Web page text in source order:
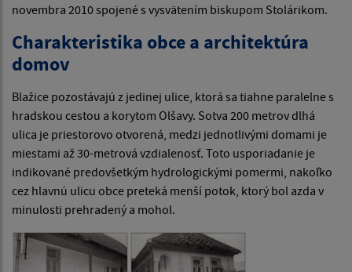
novembra 2010 spojené s vysvätením biskupom Stolárikom.
Charakteristika obce a architektúra
domov
Blažice pozostávajú z jedinej ulice, ktorá sa tiahne paralelne s
hradskou cestou a korytom Olšavy. Sotva 200 metrov dlhá
ulica je priestorovo otvorená, medzi jednotlivými domami je
miestami až 30-metrová vzdialenosť. Toto usporiadanie je
indikované predovšetkým hydrologickými pomermi, nakoľko
cez hlavnú ulicu obce preteká menší potok, ktorý bol azda v
minulosti prehradený a mohol.